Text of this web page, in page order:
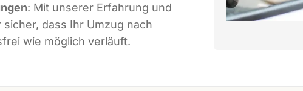
: Mit unserer Erfahrung und
dass Ihr Umzug nach
wie möglich verläuft.